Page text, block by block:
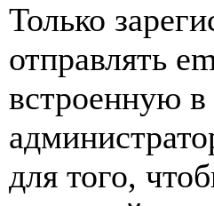
Только
отправлять
встроенную
для того,